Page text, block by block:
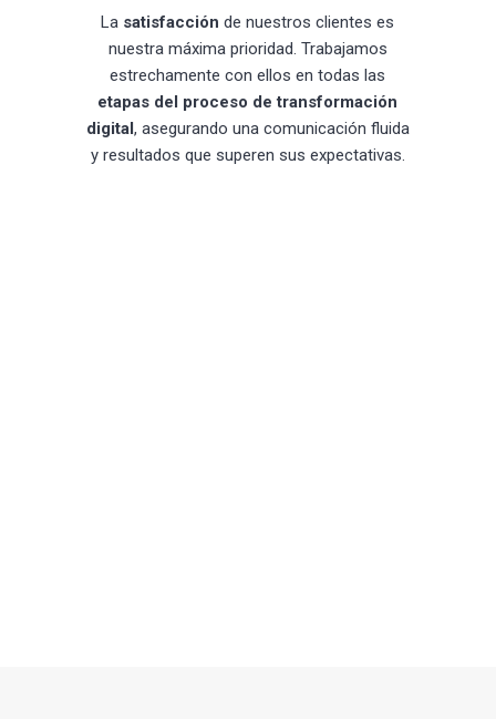
La satisfacción de nuestros clientes es
nuestra máxima prioridad. Trabajamos
estrechamente con ellos en todas las
etapas del proceso de transformación
digital, asegurando una comunicación fluida
y resultados que superen sus expectativas.